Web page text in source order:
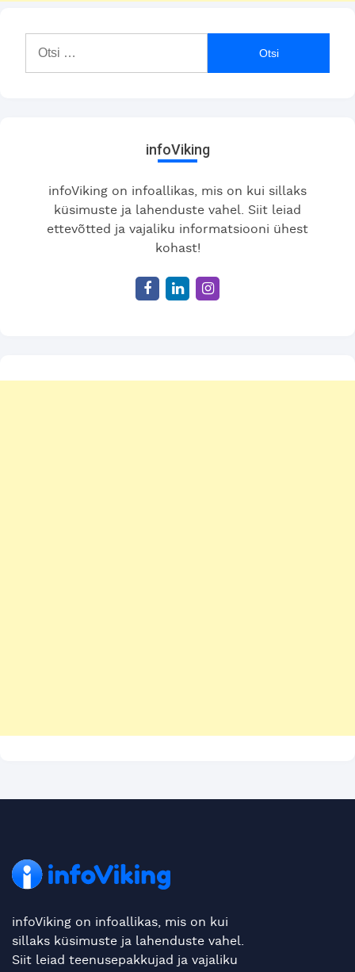
infoViking
infoViking on infoallikas, mis on kui sillaks
küsimuste ja lahenduste vahel. Siit leiad
ettevõtted ja vajaliku informatsiooni ühest
kohast!
infoViking on infoallikas, mis on kui
sillaks küsimuste ja lahenduste vahel.
Siit leiad teenusepakkujad ja vajaliku